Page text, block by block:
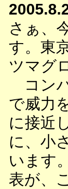
さぁ、
す。東
ツマグ
コン
で威力
に接近
に、小
います
表が、